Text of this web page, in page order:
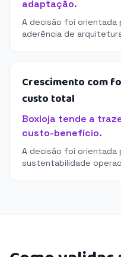
adaptação.
A decisão foi orientada
aderência de
Crescimento com
custo total
Boxloja tende a
custo-benefício.
A decisão foi
sustentabilidade